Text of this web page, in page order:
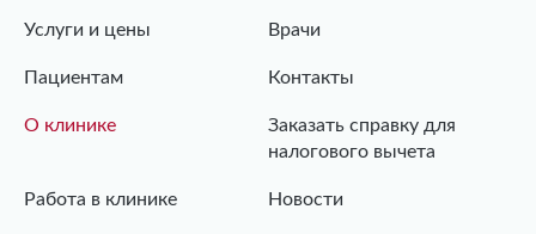
Услуги и цены Врачи
Пациентам Контакты
О клинике
Заказать справку для
налогового вычета
Работа в клинике Новости